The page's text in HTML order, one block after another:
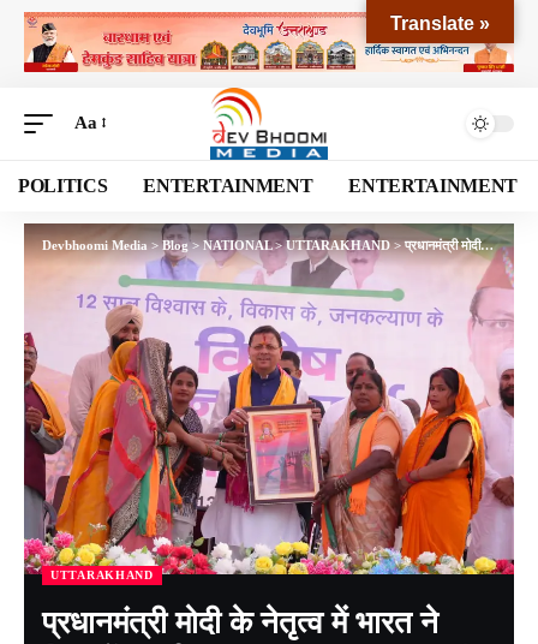
Aa
POLITICS ENTERTAINMENT ENTERTAINMENT
Devbhoomi Media>Blog>NATIONAL>UTTARAKHAND>प्रधानमंत्री मोदी के नेतृत्व में भारत ने विश्व में बनाई मजबूत पहचान : मुख्यमंत्री
UTTARAKHAND
प्रधानमंत्री मोदी के नेतृत्व में भारत ने
Translate »